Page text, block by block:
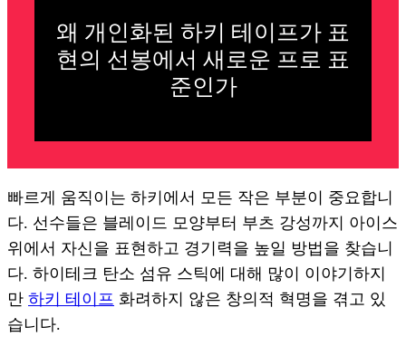
왜 개인화된 하키 테이프가 표
현의 선봉에서 새로운 프로 표
준인가
빠르게 움직이는 하키에서 모든 작은 부분이 중요합니
다. 선수들은 블레이드 모양부터 부츠 강성까지 아이스
위에서 자신을 표현하고 경기력을 높일 방법을 찾습니
다. 하이테크 탄소 섬유 스틱에 대해 많이 이야기하지
만 하키 테이프 화려하지 않은 창의적 혁명을 겪고 있
습니다.